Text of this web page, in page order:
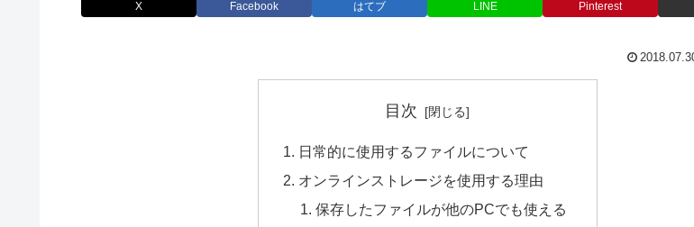
X Facebook はてブ LINE Pinterest
目次
日常的に使用するファイルについて
オンラインストレージを使用する理由
保存したファイルが他のPCでも使える